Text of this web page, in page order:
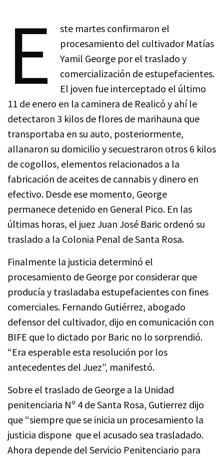
E
ste martes confirmaron el
procesamiento del cultivador Matías
Yamil George por el traslado y
comercialización de estupefacientes.
El joven fue interceptado el último
11 de enero en la caminera de Realicó y ahí le
detectaron 3 kilos de flores de marihauna que
transportaba en su auto, posteriormente,
allanaron su domicilio y secuestraron otros 6 kilos
de cogollos, elementos relacionados a la
fabricación de aceites de cannabis y dinero en
efectivo. Desde ese momento, George
permanece detenido en General Pico. En las
últimas horas, el juez Juan José Baric ordenó su
traslado a la Colonia Penal de Santa Rosa.
Finalmente la justicia determinó el
procesamiento de George por considerar que
producía y trasladaba estupefacientes con fines
comerciales. Fernando Gutiérrez, abogado
defensor del cultivador, dijo en comunicación con
BIFE que lo dictado por Baric no lo sorprendió.
“Era esperable esta resolución por los
antecedentes del Juez”, manifestó.
Sobre el traslado de George a la Unidad
penitenciaria Nº 4 de Santa Rosa, Gutierrez dijo
que “siempre que se inicia un procesamiento la
justicia dispone que el acusado sea trasladado.
Ahora depende del Servicio Penitenciario para